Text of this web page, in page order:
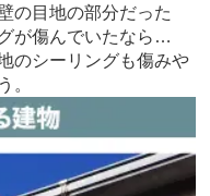
の目地の部分だった
が傷んでいたなら…
のシーリングも傷みや
。